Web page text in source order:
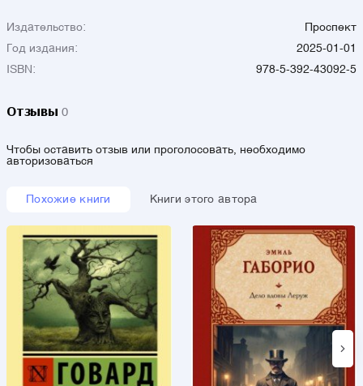
Издательство:
Проспект
Год издания:
2025-01-01
ISBN:
978-5-392-43092-5
Отзывы 0
Чтобы оставить отзыв или проголосовать, необходимо
авторизоваться
Похожие книги Книги этого автора